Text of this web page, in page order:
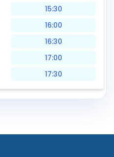
15:30
16:00
16:30
17:00
17:30